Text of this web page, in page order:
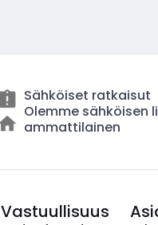
Sähköiset ratkaisut
Olemme sähköisen
ammattilainen
Vastuullisuus